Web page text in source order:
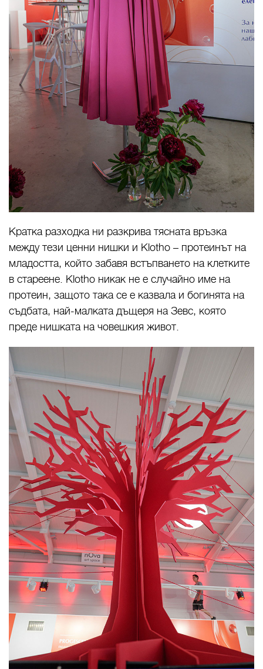
Кратка разходка ни разкрива тясната връзка
между тези ценни нишки и Klotho – протеинът на
младостта, който забавя встъпването на клетките
в стареене. Klotho никак не е случайно име на
протеин, защото така се е казвала и богинята на
съдбата, най-малката дъщеря на Зевс, която
преде нишката на човешкия живот.